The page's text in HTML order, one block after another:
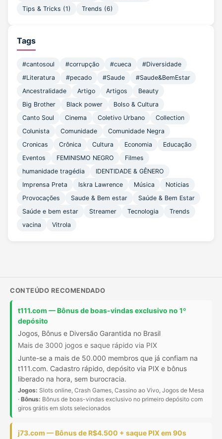
Tips & Tricks (1) Trends (6)
Tags
#cantosoul #corrupção #cueca
#Diversidade
#Literatura
#pecado #Saude
#Saude&BemEstar
Ancestralidade
Artigo Artigos
Beauty
Big Brother
Black power
Bolso & Cultura
Canto Soul
Cinema Coletivo Urbano
Collection
Colunista
Comunidade
Comunidade Negra
Cronicas
Crônica Cultura Economia
Educação
Eventos
FEMINISMO NEGRO
Filmes
humanidade tragédia
IDENTIDADE & GÊNERO
Imprensa Preta
Iskra Lawrence Música
Noticias
Provocações
Saude & Bem estar
Saúde & Bem Estar
Saúde e bem estar
Streamer Tecnologia
Trends
vacina
Vitrola
CONTEÚDO RECOMENDADO
t111.com — Bônus de boas-vindas exclusivo no 1º
depósito
Jogos, Bônus e Diversão Garantida no Brasil
Mais de 3000 jogos e saque rápido via PIX
Junte-se a mais de 50.000 membros que já confiam na
t111.com. Cadastro rápido, depósito via PIX e bônus
liberado na hora, sem burocracia.
Jogos: Slots online, Crash Games, Cassino ao Vivo, Jogos de Mesa
· Bônus: Bônus de boas-vindas exclusivo no primeiro depósito com
giros grátis em slots selecionados
j73.com — Bônus de R$4.500 + saque PIX em 90s